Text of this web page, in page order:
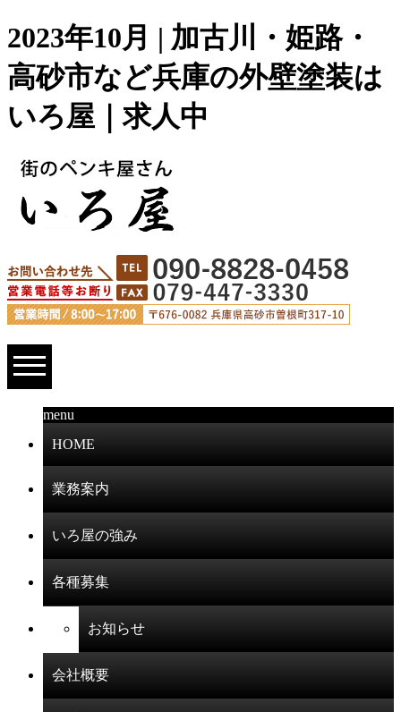
2023年10月 | 加古川・姫路・
高砂市など兵庫の外壁塗装は
いろ屋｜求人中
menu
HOME
業務案内
いろ屋の強み
各種募集
お知らせ
会社概要